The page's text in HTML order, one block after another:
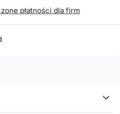
płatności dla firm